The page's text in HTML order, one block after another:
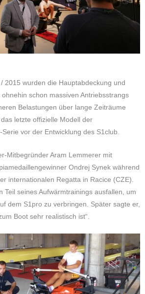
2015 wurden die Hauptabdeckung und
schon massiven Antriebsstrangs
Belastungen über lange Zeiträume
letzte offizielle Modell der
vor der Entwicklung des S1club.
Mitbegründer Aram Lemmerer mit
Ondrej Synek während
internationalen Regatta in Racice (CZE).
Teil seines Aufwärmtrainings ausfallen, um
dem S1pro zu verbringen. Später sagte er,
Boot sehr realistisch ist“.